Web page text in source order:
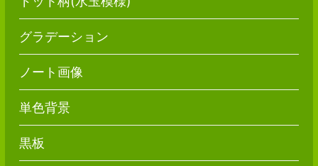
グラデーション
ノート画像
単色背景
黒板